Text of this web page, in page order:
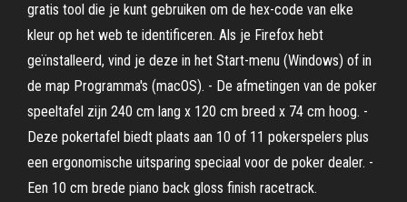
gratis tool die je kunt gebruiken om de hex-code van elke
kleur op het web te identificeren. Als je Firefox hebt
geïnstalleerd, vind je deze in het Start-menu (Windows) of in
de map Programma's (macOS). - De afmetingen van de poker
speeltafel zijn 240 cm lang x 120 cm breed x 74 cm hoog. -
Deze pokertafel biedt plaats aan 10 of 11 pokerspelers plus
een ergonomische uitsparing speciaal voor de poker dealer. -
Een 10 cm brede piano back gloss finish racetrack.